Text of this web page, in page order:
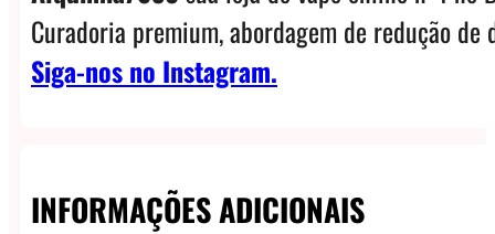
Curadoria premium, abordagem de redução
Siga-nos no Instagram.
INFORMAÇÕES ADICIONAIS